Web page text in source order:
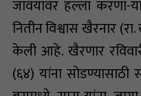
जावयावर हल्ला करणा-
नितीन विश्वास खैरनार
केली आहे. खैरणार
(६४) यांना